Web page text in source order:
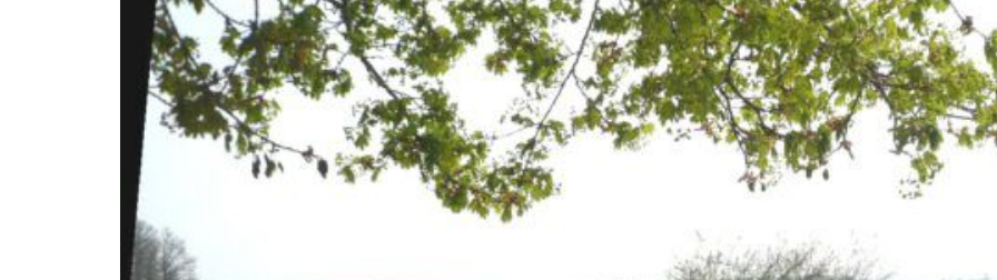
nautisme
pêche
plage –
randonnée
Equipements